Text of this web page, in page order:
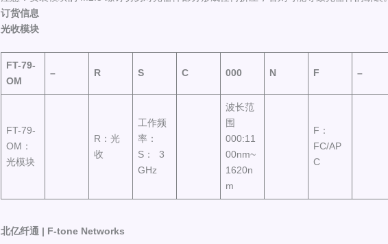
订货信息
光收模块
FT-79-
OM
– R S C 000 N F –
FT-79-
OM：
光模块
R：光
收
工作频
率：
S： 3
GHz
波长范
围
000:11
00nm~
1620n
m
F：
FC/AP
C
北亿纤通 | F-tone Networks